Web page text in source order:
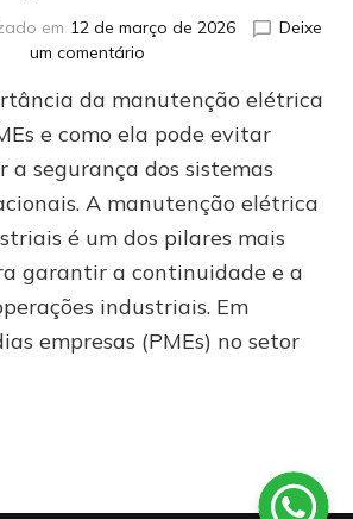
em 12 de março de 2026
Deixe
um comentárioem
elétrica
em
prédios
industriais
(PMEs):
como
evitar
paradas
e
segurança
da manutenção elétrica
e como ela pode evitar
segurança dos sistemas
A manutenção elétrica
é um dos pilares mais
garantir a continuidade e a
industriais. Em
empresas (PMEs) no setor